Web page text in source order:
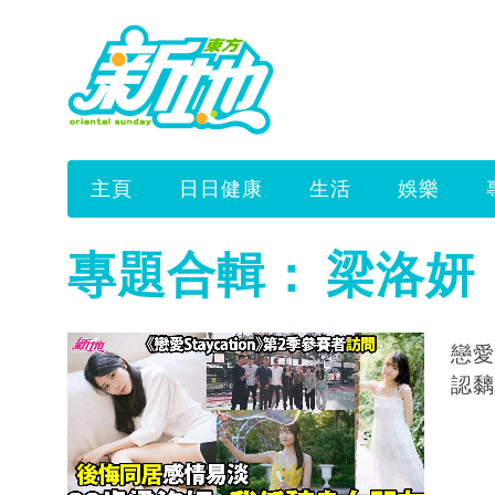
主頁 日日健康 生活 娛樂
專題合輯： 梁洛妍
戀
認